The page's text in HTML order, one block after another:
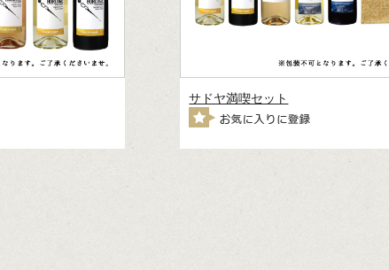
サドヤ満喫セット